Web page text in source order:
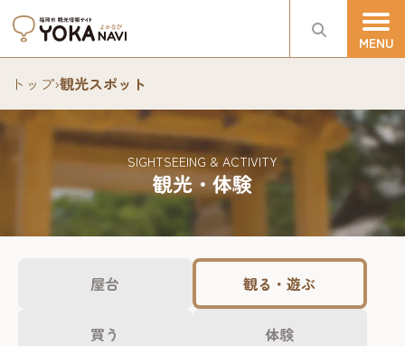
トップ›観光スポット
観光・体験
SIGHTSEEING & ACTIVITY
屋台 観る・遊ぶ
買う 体験